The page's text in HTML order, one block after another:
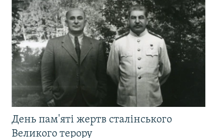
День пам'яті жертв сталінського
Великого терору